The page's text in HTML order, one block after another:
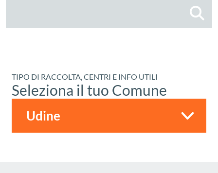
TIPO DI RACCOLTA, CENTRI E INFO UTILI
Seleziona il tuo Comune